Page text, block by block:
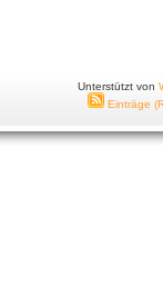
Unterstützt von
Einträge